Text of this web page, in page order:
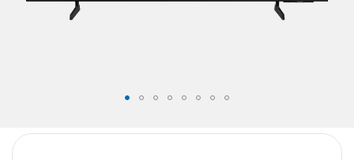
comienzo